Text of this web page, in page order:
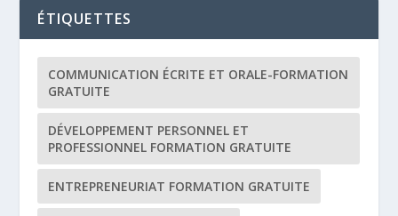
ÉTIQUETTES
COMMUNICATION ÉCRITE ET ORALE-FORMATION
GRATUITE
DÉVELOPPEMENT PERSONNEL ET
PROFESSIONNEL FORMATION GRATUITE
ENTREPRENEURIAT FORMATION GRATUITE